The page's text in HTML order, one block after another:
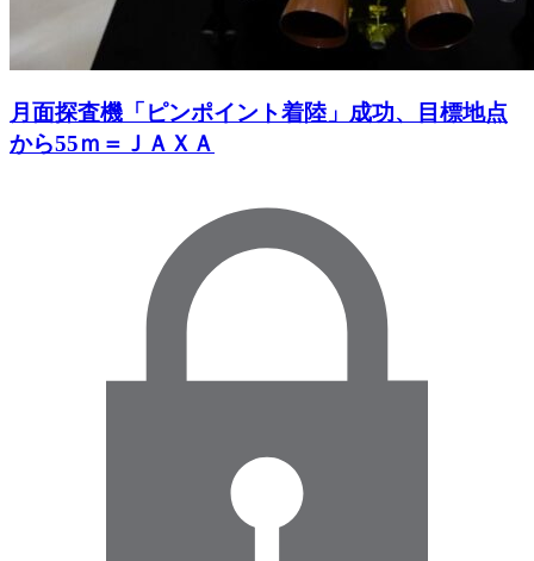
月面探査機「ピンポイント着陸」成功、目標地点
から55ｍ＝ＪＡＸＡ